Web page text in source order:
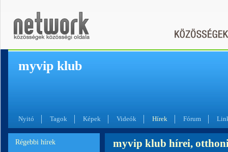
myvip klub
Nyitó Tagok Képek Videók Hírek Fórum
Régebbi hírek myvip klub hírei,